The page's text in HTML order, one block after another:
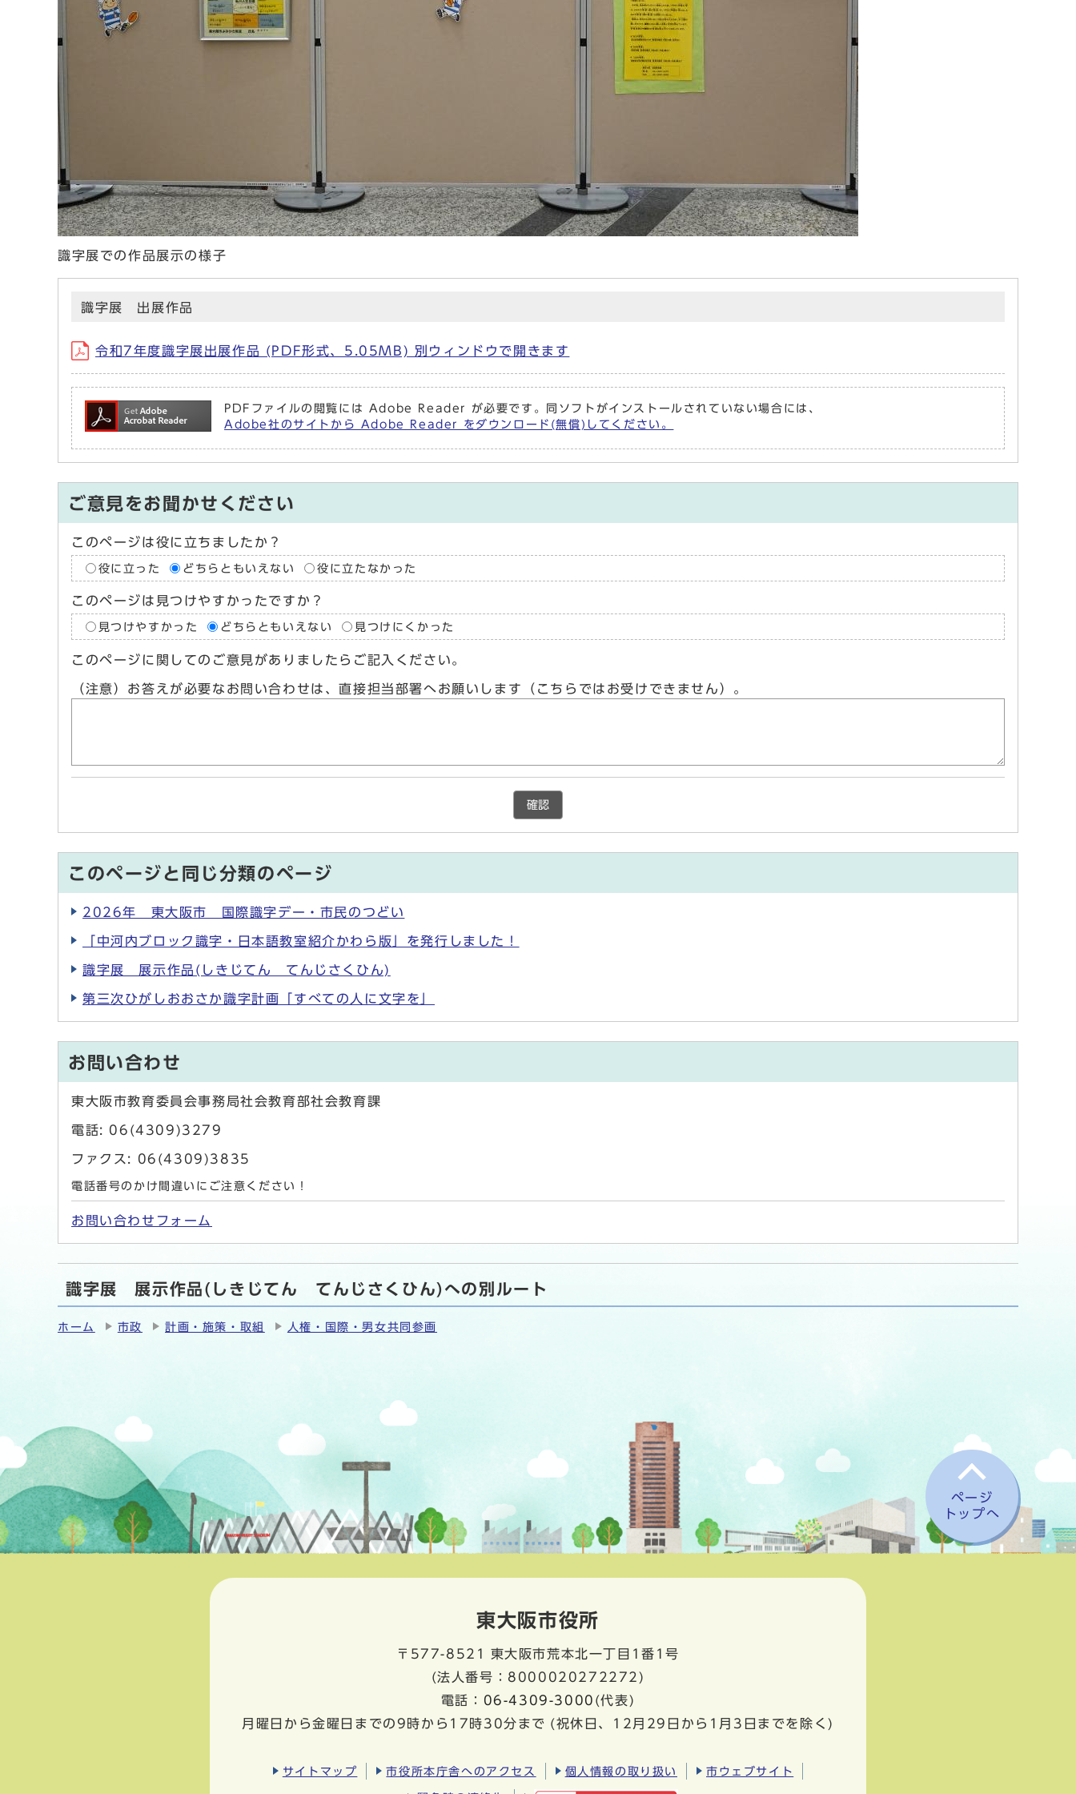
識字展での作品展示の様子
識字展 出展作品
令和7年度識字展出展作品 (PDF形式、5.05MB) 別ウィンドウで開きます
PDFファイルの閲覧には Adobe Reader が必要です。同ソフトがインストールされていない場合には、
Adobe社のサイトから Adobe Reader をダウンロード(無償)してください。
ご意見をお聞かせください
このページは役に立ちましたか？
役に立った どちらともいえない 役に立たなかった
このページは見つけやすかったですか？
見つけやすかった どちらともいえない 見つけにくかった
このページに関してのご意見がありましたらご記入ください。
（注意）お答えが必要なお問い合わせは、直接担当部署へお願いします（こちらではお受けできません）。
確認
このページと同じ分類のページ
2026年 東大阪市 国際識字デー・市民のつどい
「中河内ブロック識字・日本語教室紹介かわら版」を発行しました！
識字展 展示作品(しきじてん てんじさくひん)
第三次ひがしおおさか識字計画「すべての人に文字を」
お問い合わせ
東大阪市教育委員会事務局社会教育部社会教育課
電話: 06(4309)3279
ファクス: 06(4309)3835
電話番号のかけ間違いにご注意ください！
お問い合わせフォーム
識字展 展示作品(しきじてん てんじさくひん)への別ルート
ホーム 市政 計画・施策・取組 人権・国際・男女共同参画
ページ
トップへ
東大阪市役所
〒577-8521
東大阪市荒本北一丁目1番1号
(法人番号：8000020272272)
電話： 06-4309-3000 (代表)
月曜日から金曜日までの9時から17時30分まで (祝休日、12月29日から1月3日までを除く)
サイトマップ 市役所本庁舎へのアクセス 個人情報の取り扱い 市ウェブサイト